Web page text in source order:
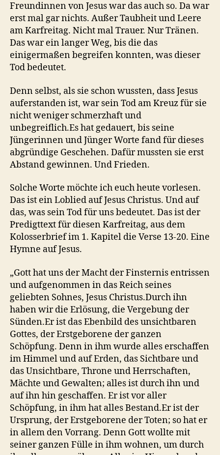
Freundinnen von Jesus war das auch so. Da war
erst mal gar nichts. Außer Taubheit und Leere
am Karfreitag. Nicht mal Trauer. Nur Tränen.
Das war ein langer Weg, bis die das
einigermaßen begreifen konnten, was dieser
Tod bedeutet.
Denn selbst, als sie schon wussten, dass Jesus
auferstanden ist, war sein Tod am Kreuz für sie
nicht weniger schmerzhaft und
unbegreiflich.Es hat gedauert, bis seine
Jüngerinnen und Jünger Worte fand für dieses
abgründige Geschehen. Dafür mussten sie erst
Abstand gewinnen. Und Frieden.
Solche Worte möchte ich euch heute vorlesen.
Das ist ein Loblied auf Jesus Christus. Und auf
das, was sein Tod für uns bedeutet. Das ist der
Predigttext für diesen Karfreitag, aus dem
Kolosserbrief im 1. Kapitel die Verse 13-20. Eine
Hymne auf Jesus.
„Gott hat uns der Macht der Finsternis entrissen
und aufgenommen in das Reich seines
geliebten Sohnes, Jesus Christus.Durch ihn
haben wir die Erlösung, die Vergebung der
Sünden.Er ist das Ebenbild des unsichtbaren
Gottes, der Erstgeborene der ganzen
Schöpfung. Denn in ihm wurde alles erschaffen
im Himmel und auf Erden, das Sichtbare und
das Unsichtbare, Throne und Herrschaften,
Mächte und Gewalten; alles ist durch ihn und
auf ihn hin geschaffen. Er ist vor aller
Schöpfung, in ihm hat alles Bestand.Er ist der
Ursprung, der Erstgeborene der Toten; so hat er
in allem den Vorrang. Denn Gott wollte mit
seiner ganzen Fülle in ihm wohnen, um durch